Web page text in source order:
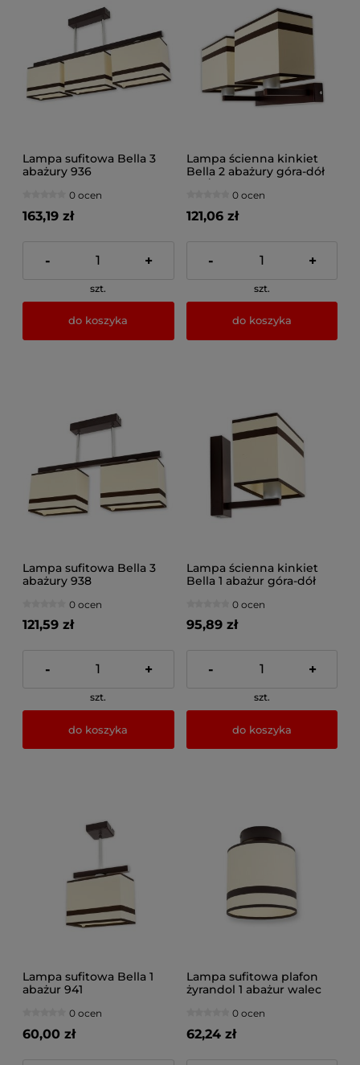
Lampa sufitowa Bella 3
abażury 936
0 ocen
163,19 zł
- +
szt.
do koszyka
Lampa ścienna kinkiet
Bella 2 abażury góra-dół
0 ocen
121,06 zł
- +
szt.
do koszyka
Lampa sufitowa Bella 3
abażury 938
0 ocen
121,59 zł
- +
szt.
do koszyka
Lampa ścienna kinkiet
Bella 1 abażur góra-dół
0 ocen
95,89 zł
- +
szt.
do koszyka
Lampa sufitowa Bella 1
abażur 941
0 ocen
60,00 zł
Lampa sufitowa plafon
żyrandol 1 abażur walec
0 ocen
62,24 zł